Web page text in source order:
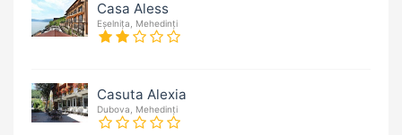
Casa Aless
Eșelnița, Mehedinți
Casuta Alexia
Dubova, Mehedinți